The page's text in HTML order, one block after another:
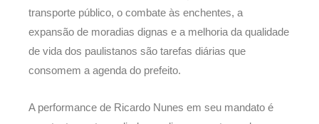
transporte público, o combate às enchentes, a
expansão de moradias dignas e a melhoria da qualidade
de vida dos paulistanos são tarefas diárias que
consomem a agenda do prefeito.
A performance de Ricardo Nunes em seu mandato é